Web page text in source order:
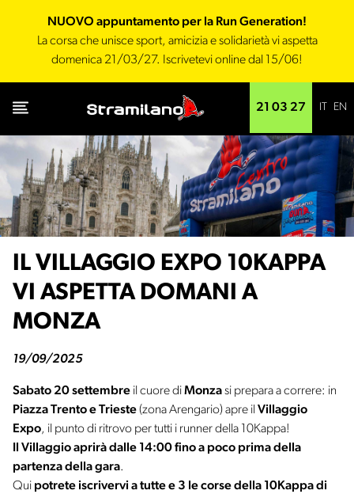
NUOVO appuntamento per la Run Generation!
La corsa che unisce sport, amicizia e solidarietà vi aspetta
domenica 21/03/27. Iscrivetevi online dal 15/06!
21 03 27 EN
IL VILLAGGIO EXPO 10KAPPA
VI ASPETTA DOMANI A
MONZA
19/09/2025
Sabato 20 settembre il cuore diMonzasi prepara a correre: in
Piazza Trento e Trieste(zona Arengario) apre il Villaggio
Expo, il punto di ritrovo per tutti i runner della 10Kappa!
Il Villaggio aprirà dalle 14:00 fino a poco prima della
partenza della gara.
Qui potrete iscrivervi a tutte e 3 le corse della 10Kappa di